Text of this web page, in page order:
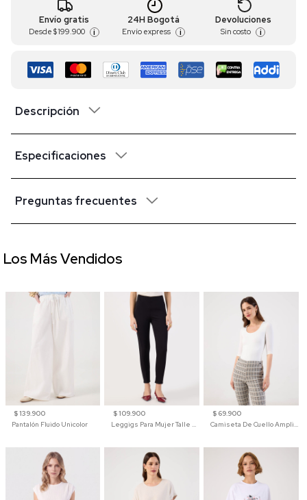
Envío gratis
Desde $ 199.900 i
24H Bogotá
Envío express i
Devoluciones
Sin costo i
Descripción
Especificaciones
Preguntas frecuentes
$ 139.900
Pantalón Fluido Unicolor
$ 109.900
Leggigs Para Mujer Talle Alto Liso
$ 69.900
Camiseta De Cuello Amplio Y Manga 3/4 Para Mujer
Los Más Vendidos